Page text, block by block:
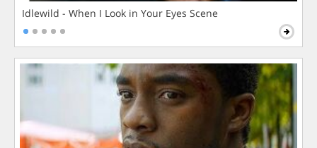
Idlewild - When I Look in Your Eyes Scene